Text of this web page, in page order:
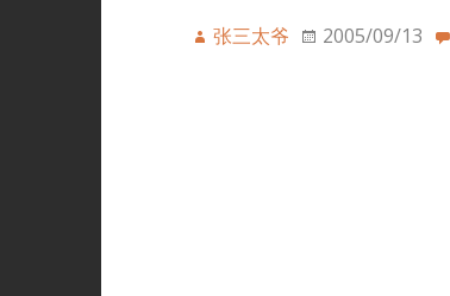
张三太爷 2005/09/13